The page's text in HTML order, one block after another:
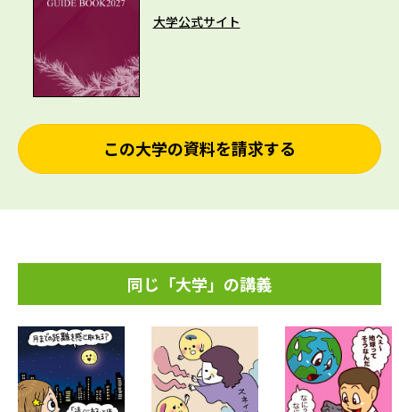
大学公式サイト
この大学の資料を請求する
同じ「大学」の講義